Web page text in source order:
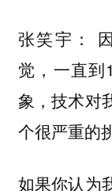
张笑宇：
觉，一直到
象，技术对
个很严重的
如果你认为